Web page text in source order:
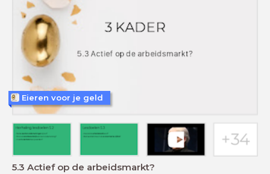
5.3 Actief op de arbeidsmarkt?
Eieren voor je geld